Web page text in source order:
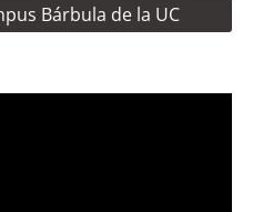
Bárbula de la UC